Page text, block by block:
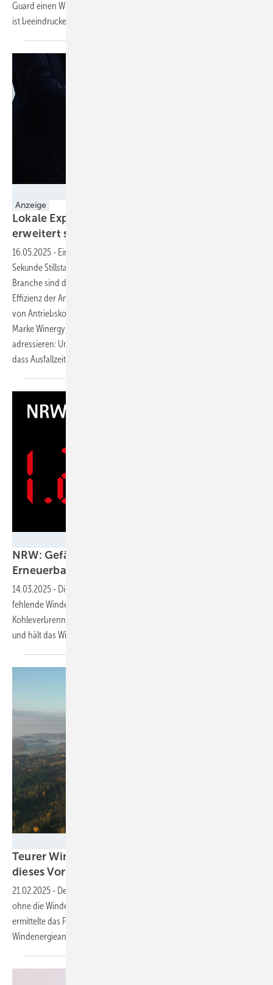
Guard einen Windpark in der Nähe von drei Flugplätzen. Das Ergebnis
ist beeindruckend.
Anzeige
Lokale Experten auf der ganzen Welt: Winergy
erweitert sein globales
16.05.2025 - Eine Windkraftanlage, die ausfällt, verursacht mit jeder
Sekunde Stillstand Kosten für seinen Betreiber. Unternehmen der
Branche sind daher bestrebt, Ausfallzeiten zu minimieren und die
Effizienz der Anlagen zu maximieren. Flender, als führender Anbieter
von Antriebskomponenten für Windkraftanlagen, bietet mit seiner
Marke Winergy daher Lösungen an, die genau dieses Problem
adressieren: Umfassende Service-Lösungen sorgen weltweit dafür,
dass Ausfallzeiten verringert
NRW: Gefährdet der langsame Ausbau der
Erneuerbaren den Kohleausstieg
14.03.2025 - Die Schuldenuhr der IHK Köln zeigt mehr als 1.000
fehlende Windenergieanlagen. Die Kammer will deshalb länger an der
Kohleverbrennung festhalten. Der LEE NRW widerspricht energisch –
und hält das Windkraft-Ausbauziel für
Teurer Windstrom? Neue Studie entkräftet
diesesVorurteil
21.02.2025 - Der durchschnittliche Strompreis an der Börse hätte
ohne die Windenergie an Land um 50 Prozent höher gelegen,
ermittelte das FÖS. Und was würde der Abriss aller
Windenergieanlagen